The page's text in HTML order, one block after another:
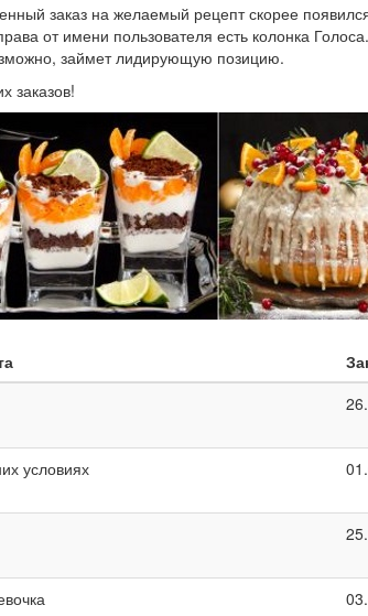
заказ на желаемый рецепт скорее
от имени пользователя есть колонка
займет лидирующую позицию.
заказов!
условиях